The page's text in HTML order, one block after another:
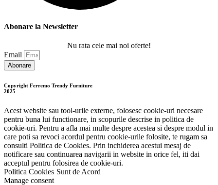
Abonare la Newsletter
Nu rata cele mai noi oferte!
Email
Abonare
Copyright Ferremo Trendy Furniture
2025
Acest website sau tool-urile externe, folosesc cookie-uri necesare
pentru buna lui functionare, in scopurile descrise in politica de
cookie-uri. Pentru a afla mai multe despre acestea si despre modul in
care poti sa revoci acordul pentru cookie-urile folosite, te rugam sa
consulti Politica de Cookies. Prin inchiderea acestui mesaj de
notificare sau continuarea navigarii in website in orice fel, iti dai
acceptul pentru folosirea de cookie-uri.
Politica Cookies Sunt de Acord
Manage consent